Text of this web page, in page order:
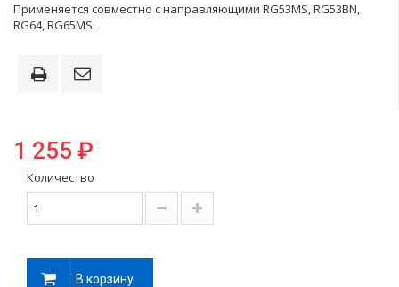
Применяется совместно с направляющими RG53MS, RG53BN,
RG64, RG65MS.
1 255 ₽
Количество
В корзину